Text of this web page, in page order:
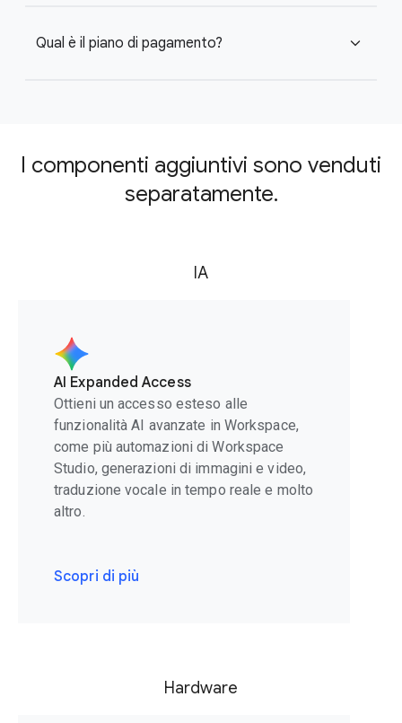
Qual è il piano di pagamento? expand_more
I componenti aggiuntivi sono venduti
separatamente.
IA
AI Expanded Access
Ottieni un accesso esteso alle
funzionalità AI avanzate in Workspace,
come più automazioni di Workspace
Studio, generazioni di immagini e video,
traduzione vocale in tempo reale e molto
altro.
Scopri di più
Hardware